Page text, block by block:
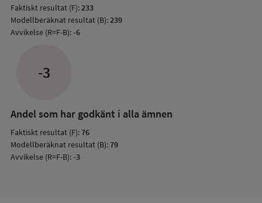
Faktiskt resultat (F):233
Modellberäknat resultat (B):239
Avvikelse (R=F-B):-6
-3
Andel som har godkänt i alla ämnen
Faktiskt resultat (F):76
Modellberäknat resultat (B):79
Avvikelse (R=F-B):-3